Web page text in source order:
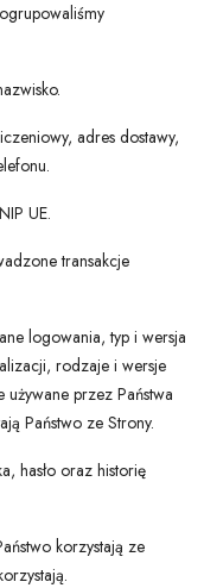
adres dostawy,
UE.
transakcje
logowania, typ i wersja
rodzaje i wersje
przez Państwa
Państwo ze Strony.
hasło oraz historię
korzystają ze